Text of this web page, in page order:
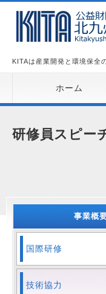
KITAは産業開発と環境保全
ホーム
研修員スピー
事業概
国際研修
技術協力